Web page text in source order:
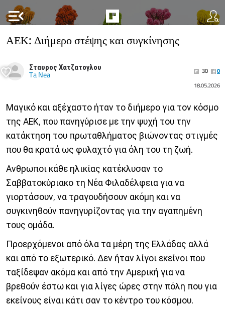
menu_open
ΑΕΚ: Διήμερο στέψης και συγκίνησης
Σταυρος Χατζατογλου
Ta Nea 30
0
18.05.2026
Μαγικό και αξέχαστο ήταν το διήμερο για τον κόσμο
της ΑΕΚ, που πανηγύρισε με την ψυχή του την
κατάκτηση του πρωταθλήματος βιώνοντας στιγμές
που θα κρατά ως φυλαχτό για όλη του τη ζωή.
Ανθρωποι κάθε ηλικίας κατέκλυσαν το
Σαββατοκύριακο τη Νέα Φιλαδέλφεια για να
γιορτάσουν, να τραγουδήσουν ακόμη και να
συγκινηθούν πανηγυρίζοντας για την αγαπημένη
τους ομάδα.
Προερχόμενοι από όλα τα μέρη της Ελλάδας αλλά
και από το εξωτερικό. Δεν ήταν λίγοι εκείνοι που
ταξίδεψαν ακόμα και από την Αμερική για να
βρεθούν έστω και για λίγες ώρες στην πόλη που για
εκείνους είναι κάτι σαν το κέντρο του κόσμου.